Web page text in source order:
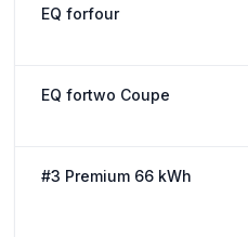
EQ forfour
EQ fortwo Coupe
#3 Premium 66 kWh